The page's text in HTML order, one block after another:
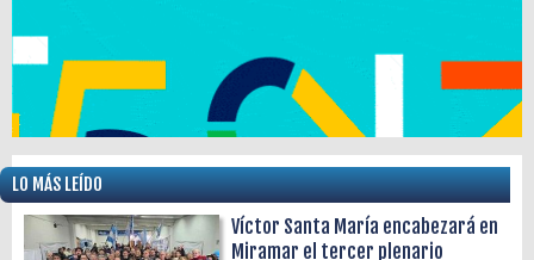
LO MÁS LEÍDO
Víctor Santa María encabezará en
Miramar el tercer plenario